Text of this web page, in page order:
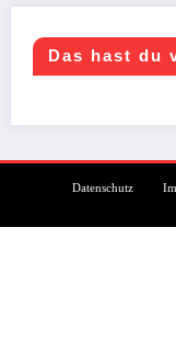
Das hast du
Datenschutz